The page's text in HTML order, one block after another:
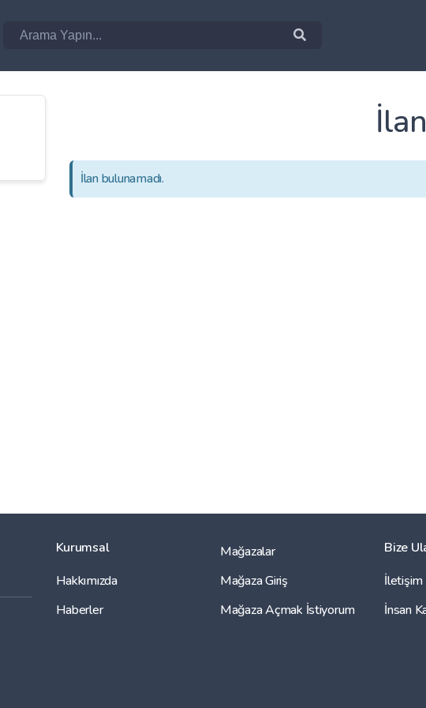
İlan bulunamadı.
Kurumsal
Hakkımızda
Haberler
Mağazalar
Mağaza Giriş
Mağaza Açmak İstiyorum
Bize
İletişim
İnsan